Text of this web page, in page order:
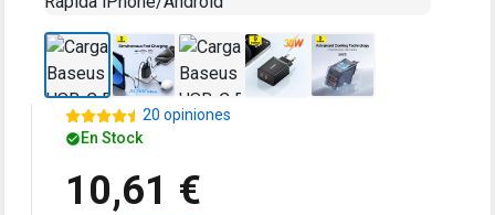
20 opiniones
En Stock
10,61 €